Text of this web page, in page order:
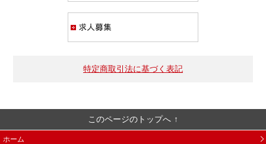
特定商取引法に基づく表記
このページのトップへ
ホーム